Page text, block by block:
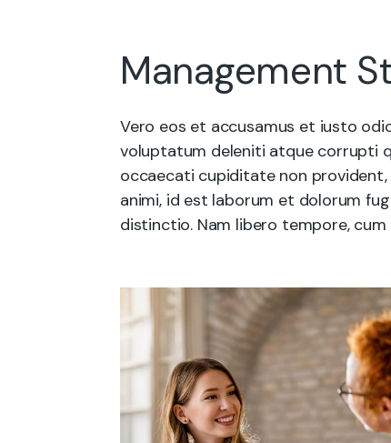
Management
Vero eos et accusamus et iusto
voluptatum deleniti atque corrupti
occaecati cupiditate non
animi, id est laborum et dolorum
distinctio. Nam libero tempore,